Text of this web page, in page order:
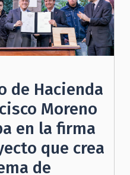
de Hacienda
Moreno
en la firma
que crea
de